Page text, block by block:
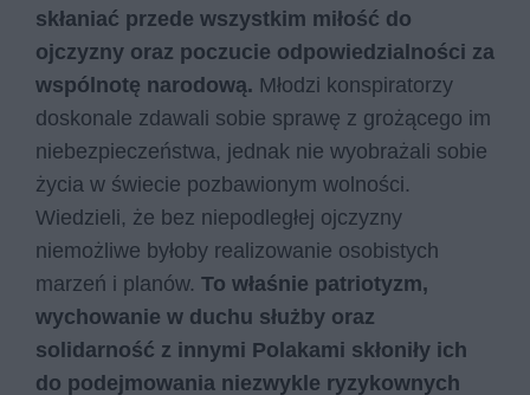
skłaniać przede wszystkim miłość do
ojczyzny oraz poczucie odpowiedzialności za
wspólnotę narodową. Młodzi konspiratorzy
doskonale zdawali sobie sprawę z grożącego im
niebezpieczeństwa, jednak nie wyobrażali sobie
życia w świecie pozbawionym wolności.
Wiedzieli, że bez niepodległej ojczyzny
niemożliwe byłoby realizowanie osobistych
marzeń i planów. To właśnie patriotyzm,
wychowanie w duchu służby oraz
solidarność z innymi Polakami skłoniły ich
do podejmowania niezwykle ryzykownych